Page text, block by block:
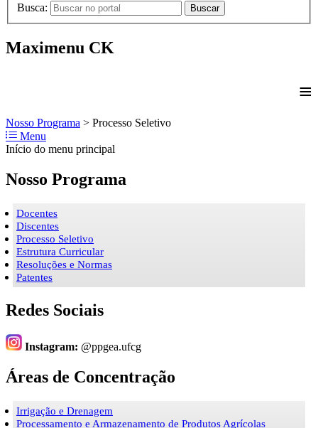
Busca: Buscar
Maximenu CK
≡
Nosso Programa > Processo Seletivo
Menu
Início do menu principal
Nosso Programa
Docentes
Discentes
Processo Seletivo
Estrutura Curricular
Resoluções e Normas
Patentes
Redes Sociais
Instagram: @ppgea.ufcg
Áreas de Concentração
Irrigação e Drenagem
Processamento e Armazenamento de Produtos Agrícolas